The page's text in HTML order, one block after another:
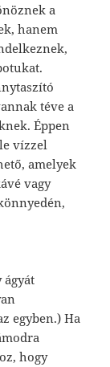
a
hanem
téve a
Éppen
vízzel
amelyek
vagy
ágyát
egyben.) Ha
hogy